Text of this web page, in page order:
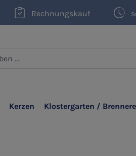
Rechnungskauf
Kerzen Klostergarten /